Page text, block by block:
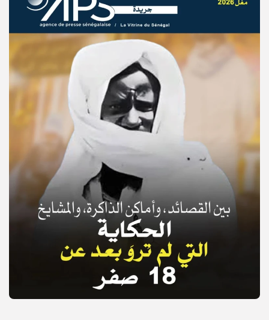
© Copyright 2025, APS